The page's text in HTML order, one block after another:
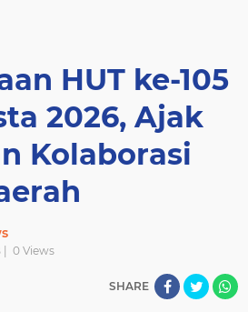
HUT ke-105
2026, Ajak
Kolaborasi
0Views
SHARE